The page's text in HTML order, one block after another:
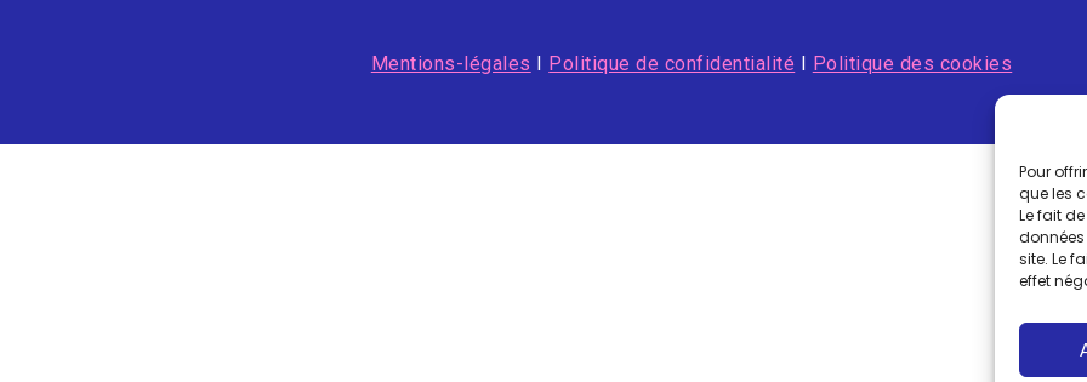
Pour
que les
Le fait
site. Le
effet
Mentions-légales Politique de confidentialité Politique des cookies